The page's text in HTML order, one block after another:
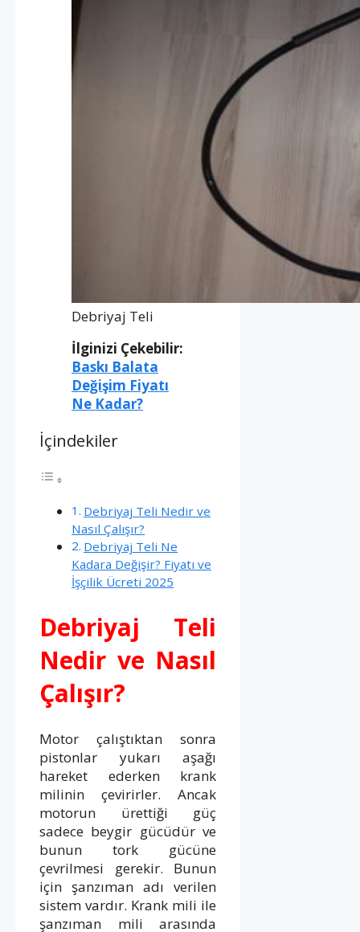
Debriyaj Teli
İlginizi Çekebilir:
Baskı Balata
Değişim Fiyatı
Ne Kadar?
İçindekiler
Debriyaj Teli Nedir ve
Nasıl Çalışır?
Debriyaj Teli Ne
Kadara Değişir? Fiyatı ve
İşçilik Ücreti 2025
Debriyaj Teli
Nedir ve Nasıl
Çalışır?
Motor çalıştıktan sonra
pistonlar yukarı aşağı
hareket ederken krank
milinin çevirirler. Ancak
motorun ürettiği güç
sadece beygir gücüdür ve
bunun tork gücüne
çevrilmesi gerekir. Bunun
için şanzıman adı verilen
sistem vardır. Krank mili ile
şanzıman mili arasında